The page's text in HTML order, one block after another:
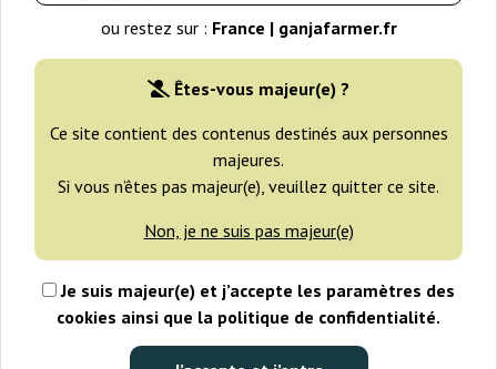
ou restez sur : France | ganjafarmer.fr
Êtes-vous majeur(e) ?
Ce site contient des contenus destinés aux personnes
majeures.
Si vous n’êtes pas majeur(e), veuillez quitter ce site.
Non, je ne suis pas majeur(e)
Je suis majeur(e) et j’accepte les paramètres des
cookies ainsi que la politique de confidentialité.
Filtres Tri